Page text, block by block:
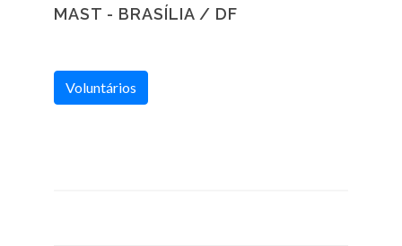
MAST - BRASÍLIA / DF
Voluntários